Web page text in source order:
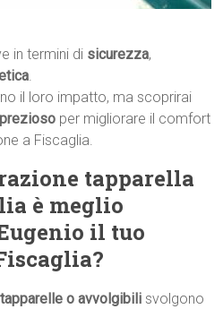
in termini di sicurezza,
.
il loro impatto, ma scoprirai
per migliorare il comfort
a Fiscaglia.
tapparella
è meglio
il tuo
tapparelle o avvolgibili svolgono